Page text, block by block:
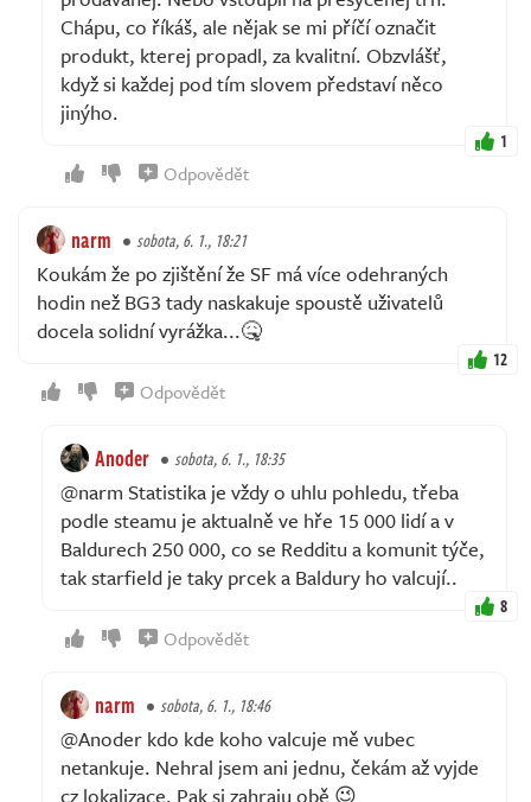
Chápu, co říkáš, ale nějak se mi příčí označit
produkt, kterej propadl, za kvalitní. Obzvlášť,
když si každej pod tím slovem představí něco
jinýho.
1
Odpovědět
narm sobota, 6. 1., 18:21
Koukám že po zjištění že SF má více odehraných
hodin než BG3 tady naskakuje spoustě uživatelů
docela solidní vyrážka...🤒
12
Odpovědět
Anoder sobota, 6. 1., 18:35
@narm Statistika je vždy o uhlu pohledu, třeba
podle steamu je aktualně ve hře 15 000 lidí a v
Baldurech 250 000, co se Redditu a komunit týče,
tak starfield je taky prcek a Baldury ho valcují..
8
Odpovědět
narm sobota, 6. 1., 18:46
@Anoder kdo kde koho valcuje mě vubec
netankuje. Nehral jsem ani jednu, čekám až vyjde
cz lokalizace. Pak si zahraju obě 😉